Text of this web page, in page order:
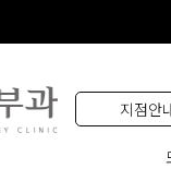
지점안